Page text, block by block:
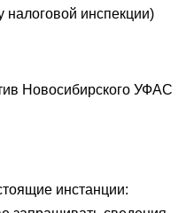
налоговой инспекции)
Новосибирского УФАС
инстанции: